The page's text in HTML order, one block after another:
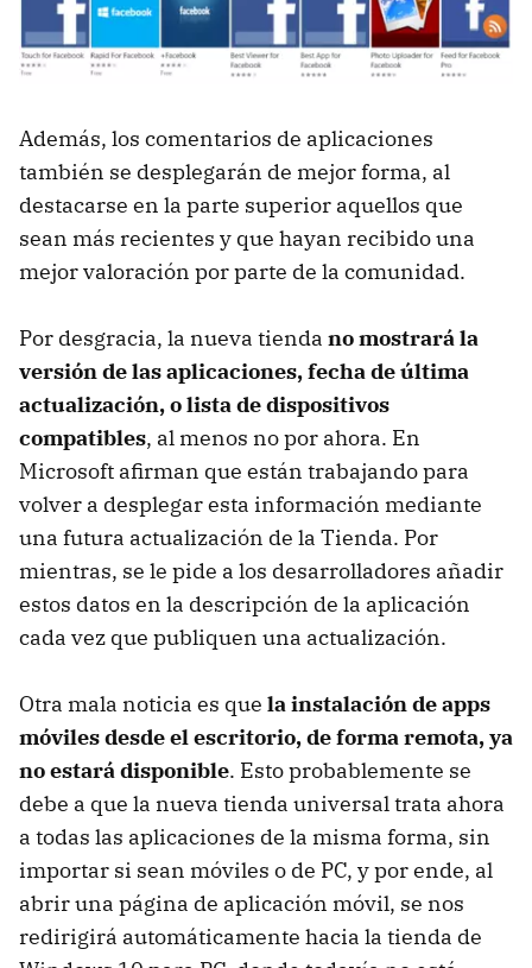
Además, los comentarios de aplicaciones
también se desplegarán de mejor forma, al
destacarse en la parte superior aquellos que
sean más recientes y que hayan recibido una
mejor valoración por parte de la comunidad.
Por desgracia, la nueva tienda no mostrará la
versión de las aplicaciones, fecha de última
actualización, o lista de dispositivos
compatibles, al menos no por ahora. En
Microsoft afirman que están trabajando para
volver a desplegar esta información mediante
una futura actualización de la Tienda. Por
mientras, se le pide a los desarrolladores añadir
estos datos en la descripción de la aplicación
cada vez que publiquen una actualización.
Otra mala noticia es que la instalación de apps
móviles desde el escritorio, de forma remota, ya
no estará disponible. Esto probablemente se
debe a que la nueva tienda universal trata ahora
a todas las aplicaciones de la misma forma, sin
importar si sean móviles o de PC, y por ende, al
abrir una página de aplicación móvil, se nos
redirigirá automáticamente hacia la tienda de